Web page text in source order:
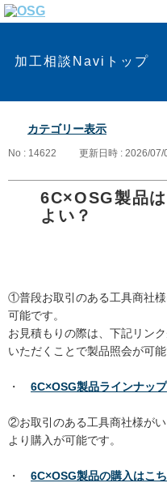
加工相談Naviトップ
カテゴリー表示
No : 14622 更新日時 : 2026/07/
6C×OSG製品
よい？
①普段お取引のある工具商社
可能です。
お見積もりの際は、下記リン
いただくことで製品照会が可能
・ 6C×OSG製品ラインナップ
②お取引のある工具商社様が
より購入が可能です。
・ 6C×OSG製品の購入はこ